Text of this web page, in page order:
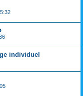
individuel